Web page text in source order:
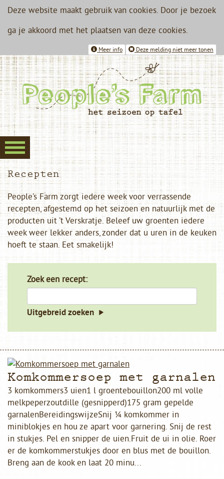
Deze website maakt gebruik van cookies. Door je bezoek
ga je akkoord met het plaatsen van deze cookies.
Deze melding niet meer tonen
Meer info
Recepten
People’s Farm zorgt iedere week voor verrassende
recepten, afgestemd op het seizoen en natuurlijk met de
producten uit ’t Verskratje. Beleef uw groenten iedere
week weer lekker anders, zonder dat u uren in de keuken
hoeft te staan. Eet smakelijk!
Zoek een recept:
Uitgebreid zoeken
Komkommersoep met garnalen
3 komkommers3 uien1 l groentebouillon200 ml volle
melkpeperzoutdille (gesnipperd)175 gram gepelde
garnalenBereidingswijzeSnij ¼ komkommer in
miniblokjes en hou ze apart voor garnering. Snij de rest
in stukjes. Pel en snipper de uien.Fruit de ui in olie. Roer
er de komkommerstukjes door en blus met de bouillon.
Breng aan de kook en laat 20 minu...